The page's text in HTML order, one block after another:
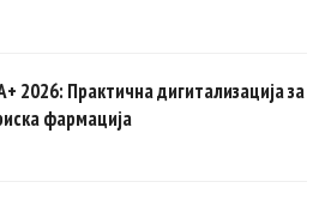
2026: Практична дигитализација за
фармација